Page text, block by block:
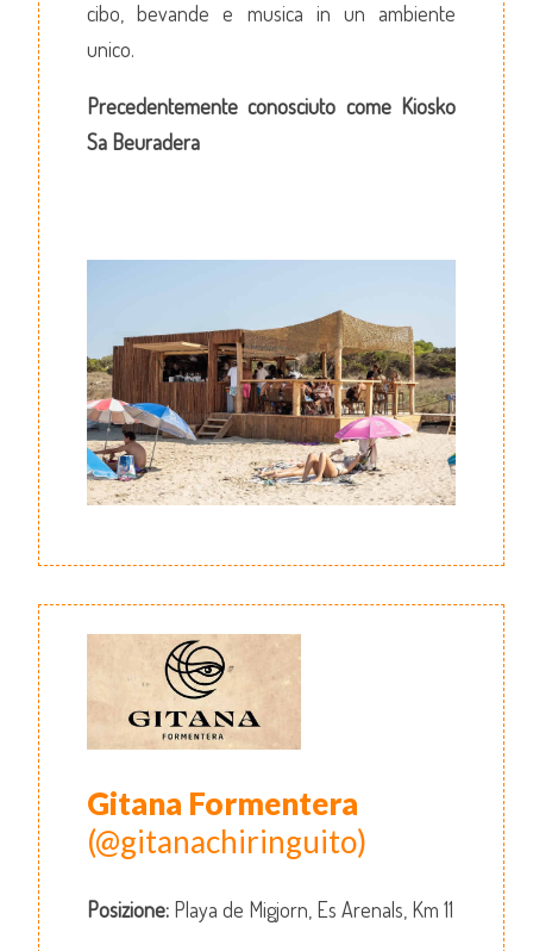
cibo, bevande e musica in un ambiente
unico.
Precedentemente conosciuto come Kiosko
Sa Beuradera
Gitana Formentera
(@gitanachiringuito)
Posizione: Playa de Migjorn, Es Arenals, Km 11